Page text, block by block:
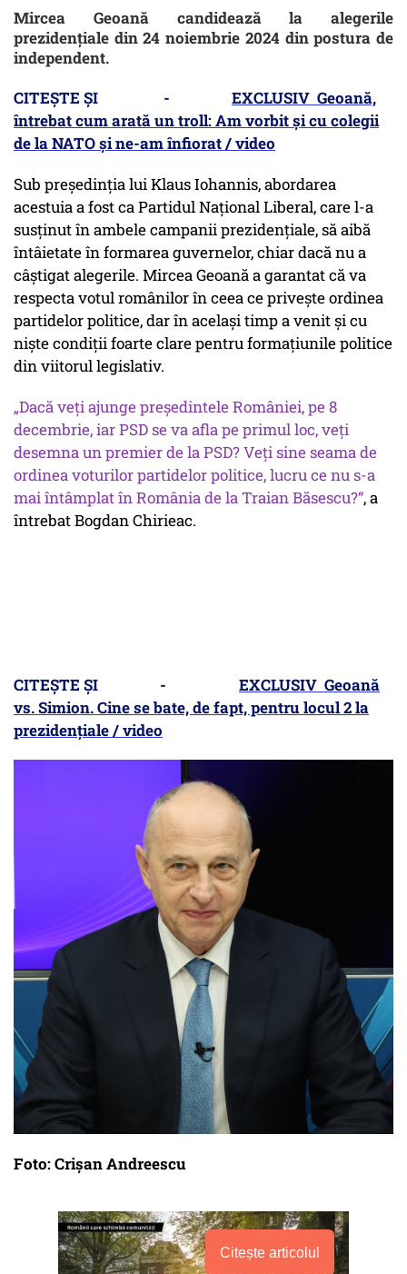
Mircea Geoană candidează la alegerile
prezidențiale din 24 noiembrie 2024 din postura de
independent.
CITEȘTE ȘI - EXCLUSIV Geoană,
întrebat cum arată un troll: Am vorbit și cu colegii
de la NATO și ne-am înfiorat / video
Sub președinția lui Klaus Iohannis, abordarea
acestuia a fost ca Partidul Național Liberal, care l-a
susținut în ambele campanii prezidențiale, să aibă
întâietate în formarea guvernelor, chiar dacă nu a
câștigat alegerile. Mircea Geoană a garantat că va
respecta votul românilor în ceea ce privește ordinea
partidelor politice, dar în același timp a venit și cu
niște condiții foarte clare pentru formațiunile politice
din viitorul legislativ.
„Dacă veți ajunge președintele României, pe 8
decembrie, iar PSD se va afla pe primul loc, veți
desemna un premier de la PSD? Veți sine seama de
ordinea voturilor partidelor politice, lucru ce nu s-a
mai întâmplat în România de la Traian Băsescu?“, a
întrebat Bogdan Chirieac.
CITEȘTE ȘI - EXCLUSIV Geoană
vs. Simion. Cine se bate, de fapt, pentru locul 2 la
prezidențiale / video
Foto: Crișan Andreescu
Citește articolul